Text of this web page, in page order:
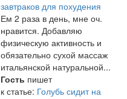
завтраков для похудения
Ем 2 раза в день, мне оч.
нравится. Добавляю
физическую активность и
обязательно сухой массаж
итальянской натуральной...
Гость пишет
к статье: Голубь сидит на